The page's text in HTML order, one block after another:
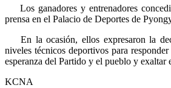
Los ganadores y entrenadores
prensa en el Palacio de Deportes de
En la ocasión, ellos expresaron la
niveles técnicos deportivos para
esperanza del Partido y el pueblo y exaltar
KCNA